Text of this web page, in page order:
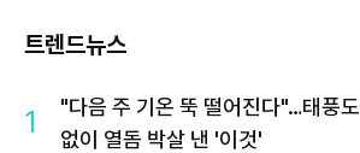
트렌드뉴스
1
"다음 주 기온 뚝 떨어진다"…태풍도
없이 열돔 박살 낸 '이것'